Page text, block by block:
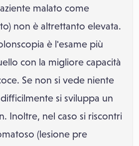
malato come
non è altrettanto elevata.
è l'esame più
con la migliore capacità
Se non si vede niente
si sviluppa un
Inoltre, nel caso si riscontri
(lesione pre